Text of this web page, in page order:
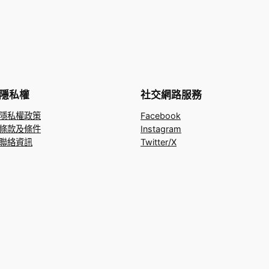
私權
私權政策
款及條件
絡資訊
社交網路服務
Facebook
Instagram
Twitter/X